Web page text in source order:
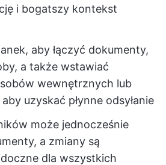
i bogatszy kontekst
aby łączyć dokumenty,
a także wstawiać
wewnętrznych lub
uzyskać płynne odsyłanie
może jednocześnie
a zmiany są
dla wszystkich